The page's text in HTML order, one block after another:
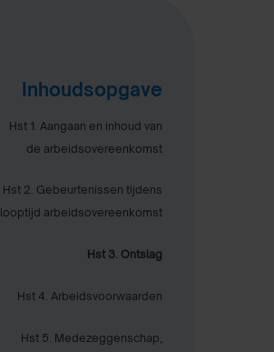
Inhoudsopgave
Hst 1. Aangaan en inhoud van
de arbeidsovereenkomst
Hst 2. Gebeurtenissen tijdens
looptijd arbeidsovereenkomst
Hst 3. Ontslag
Hst 4. Arbeidsvoorwaarden
Hst 5. Medezeggenschap,